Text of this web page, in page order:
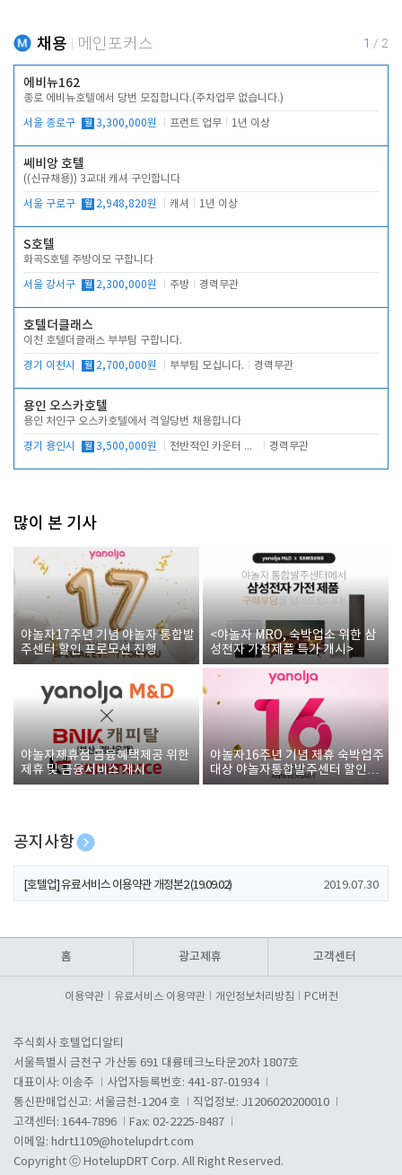
채용 메인포커스 1 / 2
에비뉴162
종로 에비뉴호텔에서 당번 모집합니다.(주차업무 없습니다.)
서울 종로구 월 3,300,000원 프런트 업무 1년 이상
쎄비앙 호텔
((신규채용)) 3교대 캐셔 구인합니다
서울 구로구 월 2,948,820원 캐셔 1년 이상
S호텔
화곡S호텔 주방이모 구합니다
서울 강서구 월 2,300,000원 주방 경력무관
호텔더클래스
이천 호텔더클래스 부부팀 구합니다.
경기 이천시 월 2,700,000원 부부팀 모십니다. 경력무관
용인 오스카호텔
용인 처인구 오스카호텔에서 격일당번 채용합니다
경기 용인시 월 3,500,000원 전반적인 카운터 업무 경력무관
많이 본 기사
야놀자17주년 기념 야놀자 통합발
주센터 할인 프로모션 진행
<야놀자 MRO, 숙박업소 위한 삼
성전자 가전제품 특가 개시>
야놀자제휴점 금융혜택제공 위한
제휴 및 금융서비스 게시
야놀자16주년 기념 제휴 숙박업주
대상 야놀자통합발주센터 할인쿠
폰 증정
공지사항
[호텔업] 개인정보 처리방침 개정본1 (19.09.02)
[호텔업] 유료서비스 이용약관 개정본2 (19.09.02) 2019.07.30
홈 광고제휴 고객센터
이용약관 유료서비스 이용약관 개인정보처리방침 PC버전
주식회사 호텔업디알티
서울특별시 금천구 가산동 691 대륭테크노타운20차 1807호
대표이사: 이송주
사업자등록번호: 441-87-01934
통신판매업신고: 서울금천-1204 호
직업정보: J1206020200010
고객센터: 1644-7896
Fax: 02-2225-8487
이메일: hdrt1109@hotelupdrt.com
Copyright ⓒ HotelupDRT Corp. All Right Reserved.